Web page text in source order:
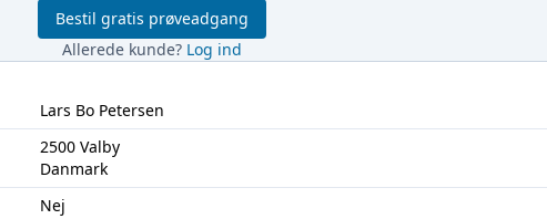
Bestil gratis prøveadgang
Allerede kunde? Log ind
Lars Bo Petersen
2500 Valby
Danmark
Nej